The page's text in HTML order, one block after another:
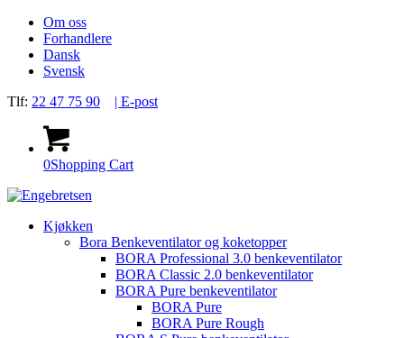
Om oss
Forhandlere
Dansk
Svensk
Tlf: 22 47 75 90 | E-post
0Shopping Cart
Kjøkken
Bora Benkeventilator og koketopper
BORA Professional 3.0 benkeventilator
BORA Classic 2.0 benkeventilator
BORA Pure benkeventilator
BORA Pure
BORA Pure Rough